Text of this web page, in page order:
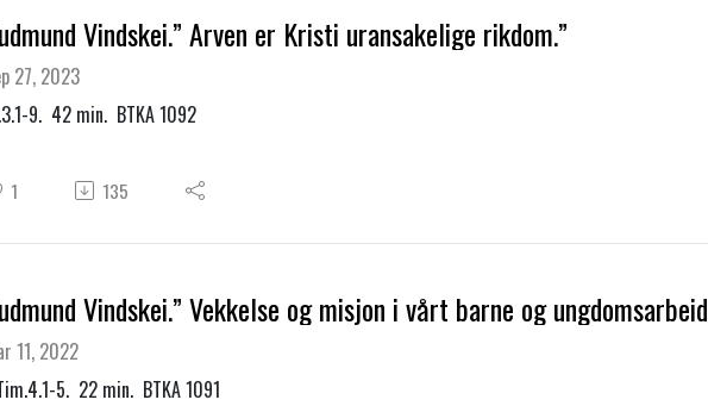
Vindskei.” Arven er Kristi uransakelige rikdom.”
27, 2023
9. 42 min. BTKA 1092
1 135
Vindskei.” Vekkelse og misjon i vårt barne og
11, 2022
5. 22 min. BTKA 1091